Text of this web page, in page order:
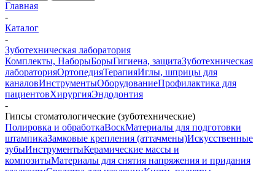
Главная
-
Каталог
-
Зуботехническая лаборатория
Комплекты, НаборыБорыГигиена, защитаЗуботехническая
лабораторияОртопедияТерапияИглы, шприцы для
каналовИнструментыОборудованиеПрофилактика для
пациентовХирургияЭндодонтия
-
Гипсы стоматологические (зуботехнические)
Полировка и обработкаВоскМатериалы для подготовки
штампикаЗамковые крепления (аттачмены)Искусственные
зубыИнструментыКерамические массы и
композитыМатериалы для снятия напряжения и придания